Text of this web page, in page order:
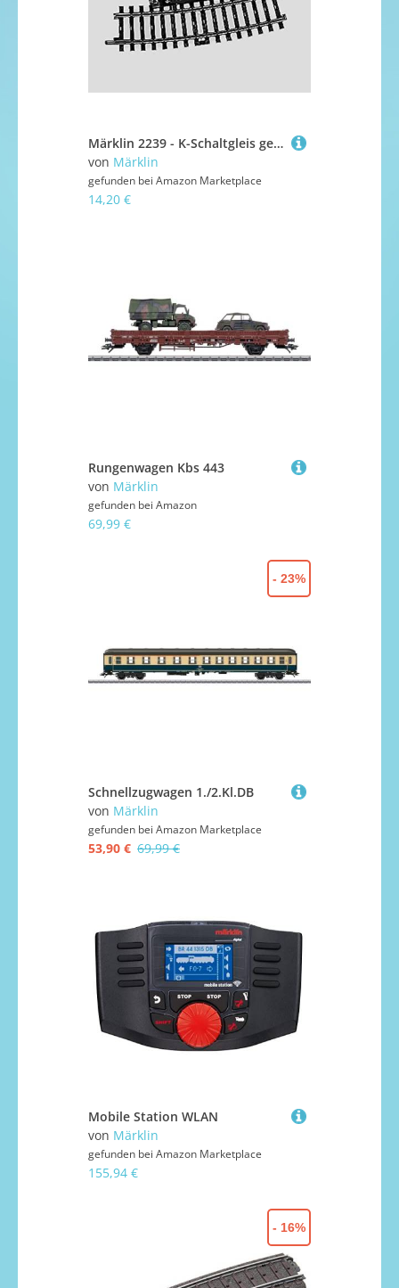
Märklin 2239 - K-Schaltgleis gebogen Radius 424,6 mm
von Märklin
gefunden bei Amazon Marketplace
14,20 €
Rungenwagen Kbs 443
von Märklin
gefunden bei Amazon
69,99 €
Schnellzugwagen 1./2.Kl.DB
von Märklin
gefunden bei Amazon Marketplace
53,90 € 69,99 €
- 23%
Mobile Station WLAN
von Märklin
gefunden bei Amazon Marketplace
155,94 €
- 16%